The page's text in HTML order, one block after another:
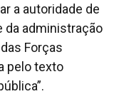
a autoridade de
da administração
Forças
pelo texto